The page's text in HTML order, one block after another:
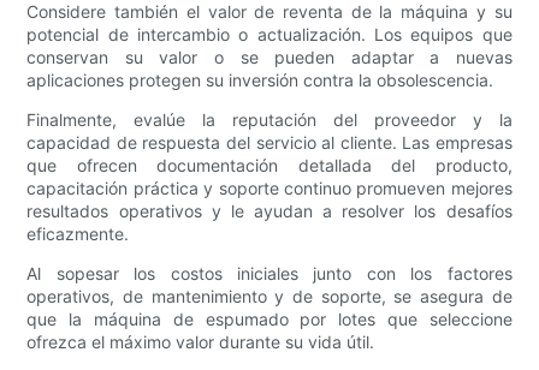
Considere también el valor de reventa de la máquina y su
potencial de intercambio o actualización. Los equipos que
conservan su valor o se pueden adaptar a nuevas
aplicaciones protegen su inversión contra la obsolescencia.
Finalmente, evalúe la reputación del proveedor y la
capacidad de respuesta del servicio al cliente. Las empresas
que ofrecen documentación detallada del producto,
capacitación práctica y soporte continuo promueven mejores
resultados operativos y le ayudan a resolver los desafíos
eficazmente.
Al sopesar los costos iniciales junto con los factores
operativos, de mantenimiento y de soporte, se asegura de
que la máquina de espumado por lotes que seleccione
ofrezca el máximo valor durante su vida útil.